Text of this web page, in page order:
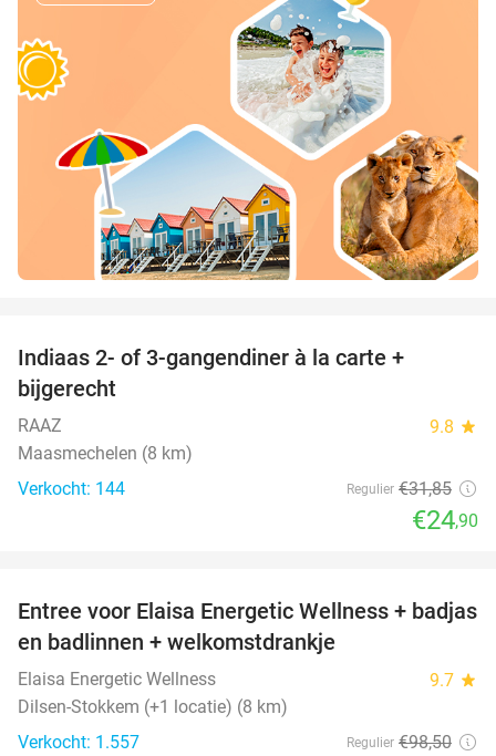
Indiaas 2- of 3-gangendiner à la carte +
bijgerecht
RAAZ 9.8 star
Maasmechelen (8 km)
Verkocht: 144
Regulier €31,85
€24,90
34%
Entree voor Elaisa Energetic Wellness + badjas
en badlinnen + welkomstdrankje
Elaisa Energetic Wellness 9.7 star
Dilsen-Stokkem (+1 locatie) (8 km)
Verkocht: 1.557
Regulier €98,50